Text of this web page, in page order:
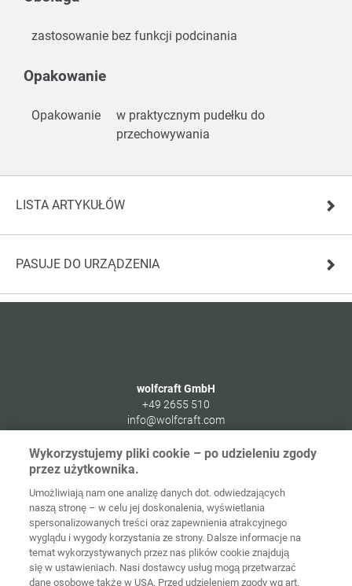
zastosowanie bez funkcji podcinania
Opakowanie
Opakowanie
w praktycznym pudełku do
przechowywania
LISTA ARTYKUŁÓW
PASUJE DO URZĄDZENIA
wolfcraft GmbH
+49 2655 510
info@wolfcraft.com
56746Kempenich
Strona
główna Kontakt Nota prawna
Ochrona
danych
Wykorzystujemy pliki cookie – po udzieleniu zgody
przez użytkownika.
Umożliwiają nam one analizę danych dot. odwiedzających
naszą stronę – w celu jej doskonalenia, wyświetlania
spersonalizowanych treści oraz zapewnienia atrakcyjnego
wyglądu i wygody korzystania ze strony. Dalsze informacje na
temat wykorzystywanych przez nas plików cookie znajdują
się w ustawieniach. Nasi dostawcy usług mogą przetwarzać
dane osobowe także w USA. Przed udzieleniem zgody wg art.